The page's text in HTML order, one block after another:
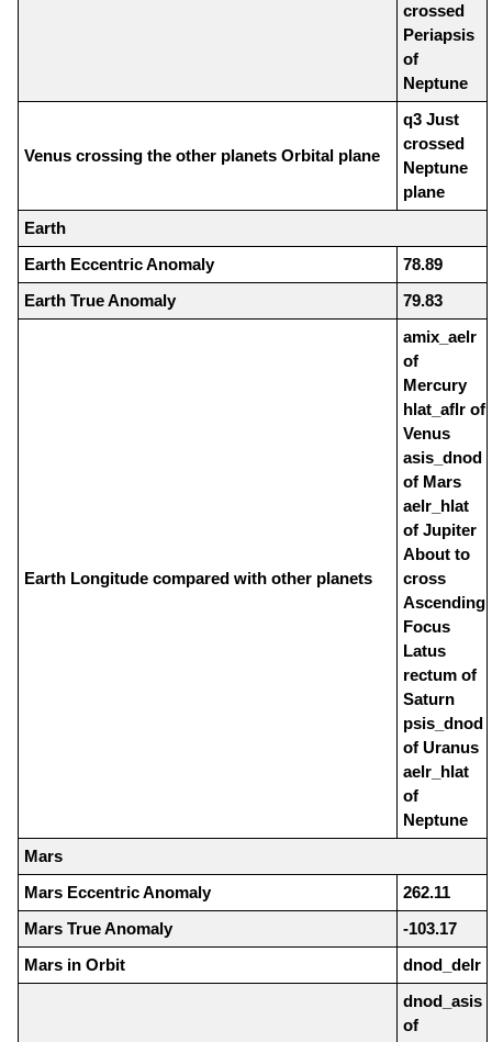
crossed
Periapsis
of
Neptune
Venus crossing the other planets Orbital plane
q3 Just
crossed
Neptune
plane
Earth
Earth Eccentric Anomaly
78.89
Earth True Anomaly
79.83
Earth Longitude compared with other planets
amix_aelr
of
Mercury
hlat_aflr of
Venus
asis_dnod
of Mars
aelr_hlat
of Jupiter
About to
cross
Ascending
Focus
Latus
rectum of
Saturn
psis_dnod
of Uranus
aelr_hlat
of
Neptune
Mars
Mars Eccentric Anomaly
262.11
Mars True Anomaly
-103.17
Mars in Orbit
dnod_delr
dnod_asis
of